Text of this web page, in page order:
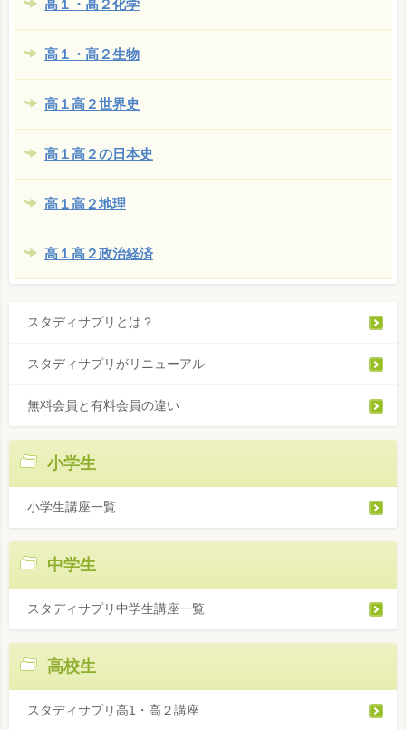
高１・高２化学
高１・高２生物
高１高２世界史
高１高２の日本史
高１高２地理
高１高２政治経済
スタディサプリとは？
スタディサプリがリニューアル
無料会員と有料会員の違い
小学生
小学生講座一覧
中学生
スタディサプリ中学生講座一覧
高校生
スタディサプリ高1・高２講座